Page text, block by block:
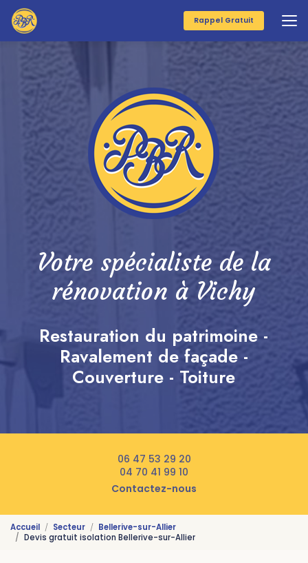
Aller
au
contenu
principal
Rappel Gratuit
Votre spécialiste de la
rénovation à Vichy
Restauration du patrimoine -
Ravalement de façade -
Couverture - Toiture
06 47 53 29 20
04 70 41 99 10
Contactez-nous
Accueil Secteur
Bellerive-sur-Allier
Devis gratuit isolation Bellerive-sur-Allier